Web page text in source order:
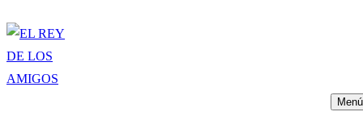
Menú